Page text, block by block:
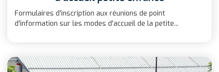
Formulaires d'inscription aux réunions de point
d'information sur les modes d'accueil de la petite...